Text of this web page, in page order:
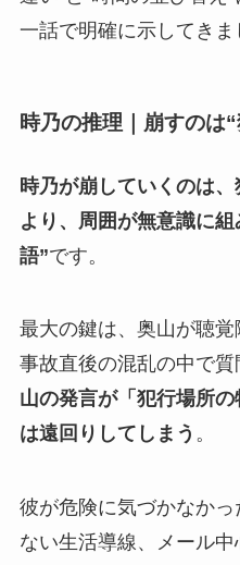
一話で明確に示してきま
時乃の推理｜崩すのは
時乃が崩していくのは
より、周囲が無意識に
語”です。
最大の鍵は、奥山が聴覚
事故直後の混乱の中で質
山の発言が「犯行場所
は遠回りしてしまう 。
彼が危険に気づかなか
ない生活導線、メール